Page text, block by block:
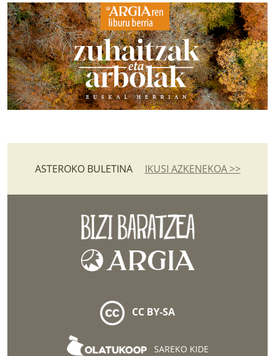
ASTEROKO BULETINA IKUSI AZKENEKOA >>
CC BY-SA
SAREKO KIDE